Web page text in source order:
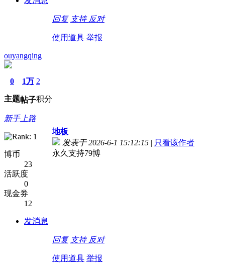
回复 支持 反对
使用道具 举报
ouyangqing
0
主题
1万
帖子
2
积分
新手上路
博币
23
活跃度
0
现金券
12
发消息
地板
发表于 2026-6-1 15:12:15 | 只看该作者
永久支持79博
回复 支持 反对
使用道具 举报